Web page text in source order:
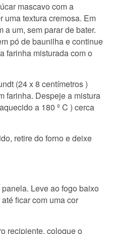
mascavo com a
uma textura cremosa. Em
um, sem parar de bater.
pó de baunilha e continue
farinha misturada com o
(24 x 8 centímetros )
farinha. Despeje a mistura
a 180 º C ) cerca
retire do forno e deixe
Leve ao fogo baixo
ficar com uma cor
recipiente, coloque o